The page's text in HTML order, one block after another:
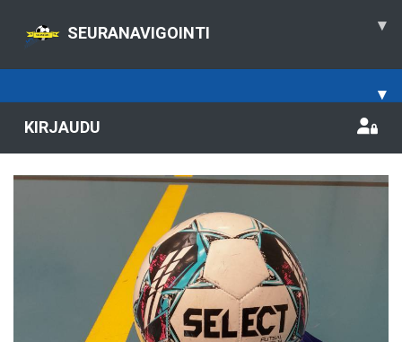
SEURANAVIGOINTI ▾
▾
KIRJAUDU